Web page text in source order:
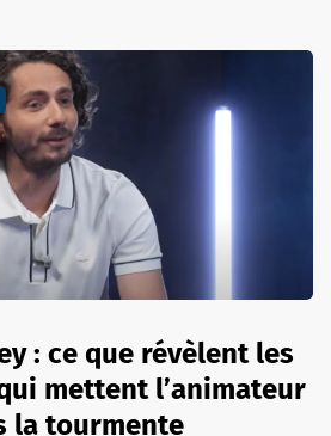
: ce que révèlent les
mettent l’animateur
la tourmente